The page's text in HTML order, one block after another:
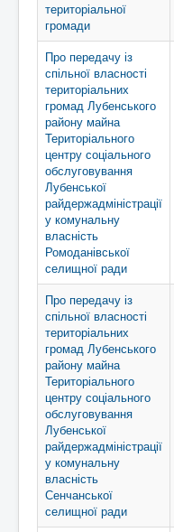
територіальної
громади
Про передачу із
спільної власності
територіальних
громад Лубенського
району майна
Територіального
центру соціального
обслуговування
Лубенської
райдержадміністрації
у комунальну
власність
Ромоданівської
селищної ради
Про передачу із
спільної власності
територіальних
громад Лубенського
району майна
Територіального
центру соціального
обслуговування
Лубенської
райдержадміністрації
у комунальну
власність
Сенчанської
селищної ради